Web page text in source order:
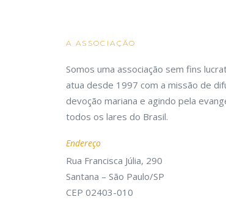
A ASSOCIAÇÃO
Somos uma associação sem fins
atua desde 1997 com a missão de
devoção mariana e agindo pela
todos os lares do Brasil.
Endereço
Rua Francisca Júlia, 290
Santana – São Paulo/SP
CEP 02403-010